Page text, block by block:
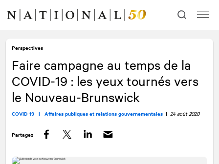
contenu
navigation
Perspectives
Faire campagne au temps de la
COVID-19 : les yeux tournés vers
le Nouveau-Brunswick
COVID-19 | Affaires publiques et relations gouvernementales | 24 août 2020
Partagez